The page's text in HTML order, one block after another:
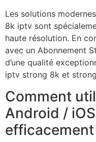
Les solutions
8k iptv sont
haute résolution. En
avec un Abonnement
d’une qualité
iptv strong 8k et
Comment
Android /
efficacement